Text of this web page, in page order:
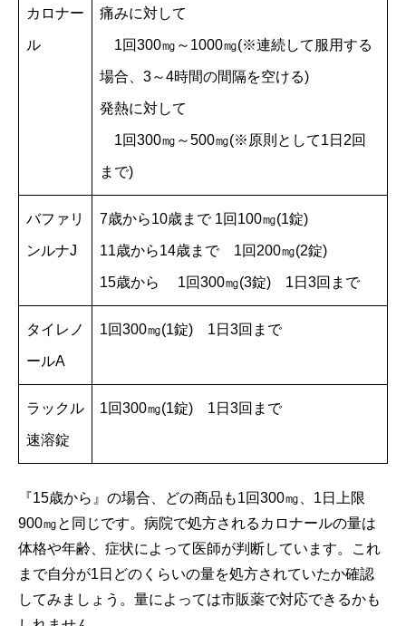
カロナー
ル
痛みに対して
1回300㎎～1000㎎(※連続して服用する
場合、3～4時間の間隔を空ける)
発熱に対して
1回300㎎～500㎎(※原則として1日2回
まで)
バファリ
ンルナJ
7歳から10歳まで 1回100㎎(1錠)
11歳から14歳まで 1回200㎎(2錠)
15歳から 1回300㎎(3錠) 1日3回まで
タイレノ
ールA
1回300㎎(1錠) 1日3回まで
ラックル
速溶錠
1回300㎎(1錠) 1日3回まで
『15歳から』の場合、どの商品も1回300㎎、1日上限
900㎎と同じです。病院で処方されるカロナールの量は
体格や年齢、症状によって医師が判断しています。これ
まで自分が1日どのくらいの量を処方されていたか確認
してみましょう。量によっては市販薬で対応できるかも